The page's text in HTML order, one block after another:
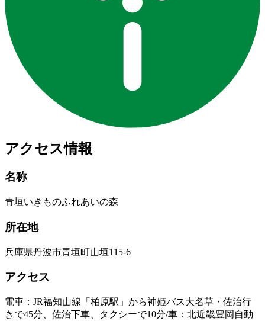
アクセス情報
名称
青垣いきものふれあいの森
所在地
兵庫県丹波市青垣町山垣115-6
アクセス
電車：JR福知山線「柏原駅」から神姫バス大名草・佐治行
きで45分、佐治下車、タクシーで10分/車：北近畿豊岡自動